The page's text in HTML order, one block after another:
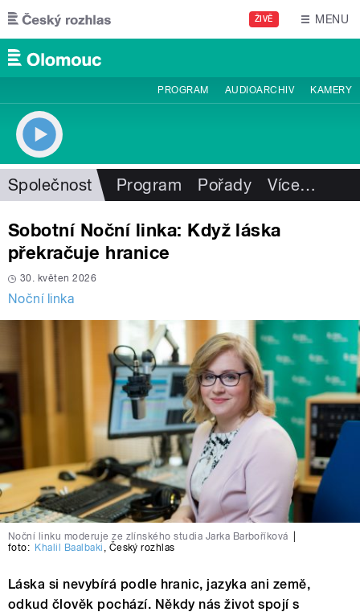
Přejít k hlavnímu obsahu
ŽIVĚ MENU
PROGRAM AUDIOARCHIV KAMERY
Společnost Program Pořady Více…
Sobotní Noční linka: Když láska
překračuje hranice
30. květen 2026
Noční linka
Noční linku moderuje ze zlínského studia Jarka Barboříková
foto: Khalil Baalbaki , Český rozhlas
Láska si nevybírá podle hranic, jazyka ani země,
odkud člověk pochází. Někdy nás život spojí s